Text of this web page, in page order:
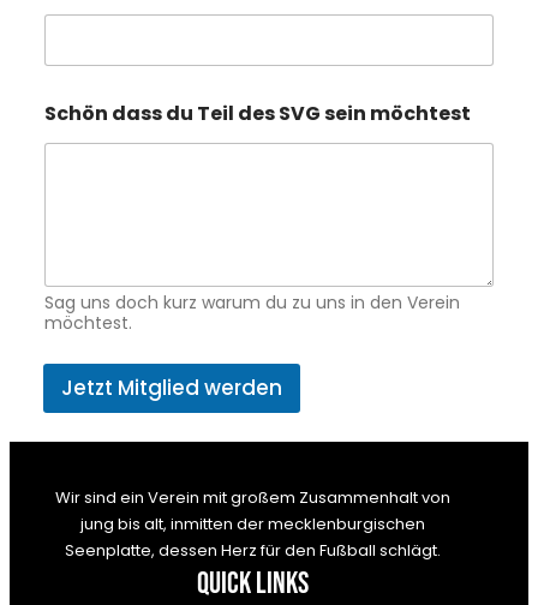
Schön dass du Teil des SVG sein möchtest
Sag uns doch kurz warum du zu uns in den Verein
möchtest.
Jetzt Mitglied werden
Wir sind ein Verein mit großem Zusammenhalt von
jung bis alt, inmitten der mecklenburgischen
Seenplatte, dessen Herz für den Fußball schlägt.
Quick Links